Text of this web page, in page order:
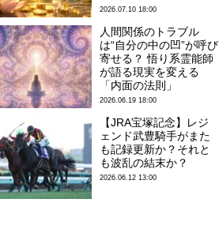
2026.07.10 18:00
人間関係のトラブル
は“自分の中の凹”が呼び
寄せる？ 悟り系霊能師
が語る現実を変える
「内面の法則」
2026.06.19 18:00
【JRA宝塚記念】レジ
ェンド武豊騎手がまた
も記録更新か？それと
も波乱の結末か？
2026.06.12 13:00